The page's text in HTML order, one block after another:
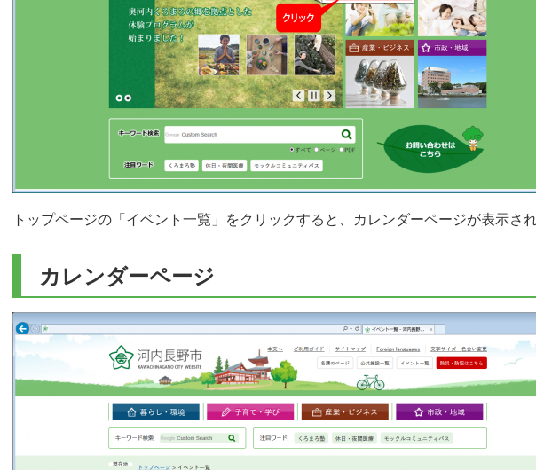
トップページの「イベント一覧」をクリックすると、カレンダーページが表示され
カレンダーページ